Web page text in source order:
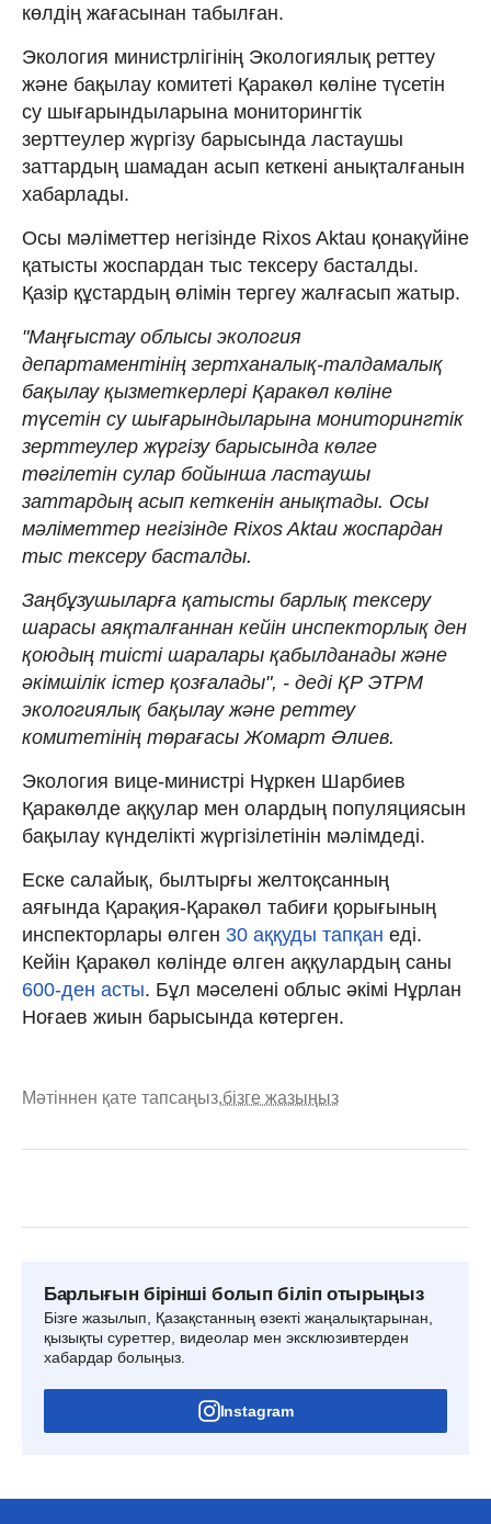
көлдің жағасынан табылған.
Экология министрлігінің Экологиялық реттеу
және бақылау комитеті Қаракөл көліне түсетін
су шығарындыларына мониторингтік
зерттеулер жүргізу барысында ластаушы
заттардың шамадан асып кеткені анықталғанын
хабарлады.
Осы мәліметтер негізінде Rixos Aktau қонақүйіне
қатысты жоспардан тыс тексеру басталды.
Қазір құстардың өлімін тергеу жалғасып жатыр.
"Маңғыстау облысы экология
департаментінің зертханалық-талдамалық
бақылау қызметкерлері Қаракөл көліне
түсетін су шығарындыларына мониторингтік
зерттеулер жүргізу барысында көлге
төгілетін сулар бойынша ластаушы
заттардың асып кеткенін анықтады. Осы
мәліметтер негізінде Rixos Aktau жоспардан
тыс тексеру басталды.
Заңбұзушыларға қатысты барлық тексеру
шарасы аяқталғаннан кейін инспекторлық ден
қоюдың тиісті шаралары қабылданады және
әкімшілік істер қозғалады", - деді ҚР ЭТРМ
экологиялық бақылау және реттеу
комитетінің төрағасы Жомарт Әлиев.
Экология вице-министрі Нұркен Шарбиев
Қаракөлде аққулар мен олардың популяциясын
бақылау күнделікті жүргізілетінін мәлімдеді.
Еске салайық, былтырғы желтоқсанның
аяғында Қарақия-Қаракөл табиғи қорығының
инспекторлары өлген 30 аққуды тапқан еді.
Кейін Қаракөл көлінде өлген аққулардың саны
600-ден асты. Бұл мәселені облыс әкімі Нұрлан
Ноғаев жиын барысында көтерген.
Мәтіннен қате тапсаңыз,бізге жазыңыз
Барлығын бірінші болып біліп отырыңыз
Бізге жазылып, Қазақстанның өзекті жаңалықтарынан,
қызықты суреттер, видеолар мен эксклюзивтерден
хабардар болыңыз.
Instagram